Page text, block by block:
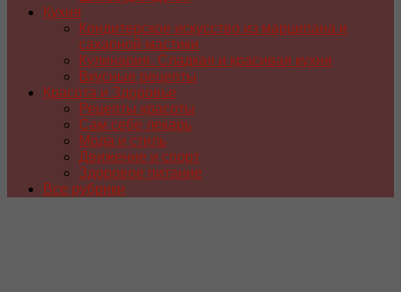
Кухня
Кондитерское искусство из марципана и
сахарной мастики
Кулинария. Сладкая и красивая кухня
Вкусные рецепты
Красота и Здоровье
Рецепты красоты
Сам себе лекарь
Мода и стиль
Движение и спорт
Здоровое питание
Все рубрики